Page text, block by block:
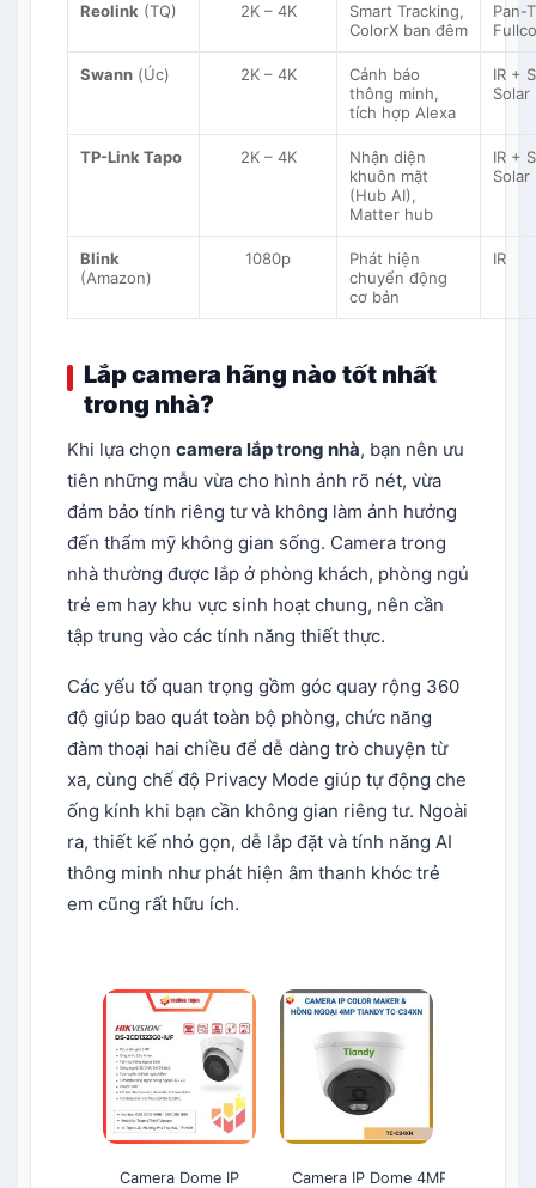
Reolink (TQ) 2K – 4K
Smart Tracking,
ColorX ban đêm
Pan-
Swann (Úc) 2K – 4K
Cảnh báo
thông minh,
tích hợp Alexa
IR +
Solar
TP-Link Tapo 2K – 4K
Nhận diện
khuôn mặt
(Hub AI),
Matter hub
IR +
Solar
Blink
(Amazon)
1080p
Phát hiện
chuyển động
cơ bản
IR
Lắp camera hãng nào tốt nhất
trong nhà?
Khi lựa chọn camera lắp trong nhà, bạn nên ưu
tiên những mẫu vừa cho hình ảnh rõ nét, vừa
đảm bảo tính riêng tư và không làm ảnh hưởng
đến thẩm mỹ không gian sống. Camera trong
nhà thường được lắp ở phòng khách, phòng ngủ
trẻ em hay khu vực sinh hoạt chung, nên cần
tập trung vào các tính năng thiết thực.
Các yếu tố quan trọng gồm góc quay rộng 360
độ giúp bao quát toàn bộ phòng, chức năng
đàm thoại hai chiều để dễ dàng trò chuyện từ
xa, cùng chế độ Privacy Mode giúp tự động che
ống kính khi bạn cần không gian riêng tư. Ngoài
ra, thiết kế nhỏ gọn, dễ lắp đặt và tính năng AI
thông minh như phát hiện âm thanh khóc trẻ
em cũng rất hữu ích.
Camera Dome IP
Camera IP Dome 4MP